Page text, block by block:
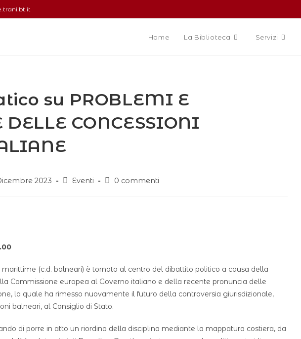
Home La Biblioteca Servizi
su PROBLEMI E
DELLE CONCESSIONI
2023 Eventi 0 commenti
(c.d. balneari) è tornato al centro del dibattito politico a causa della
Commissione europea al Governo italiano e della recente pronuncia delle
la quale ha rimesso nuovamente il futuro della controversia giurisdizionale,
balneari, al Consiglio di Stato.
di porre in atto un riordino della disciplina mediante la mappatura costiera, da